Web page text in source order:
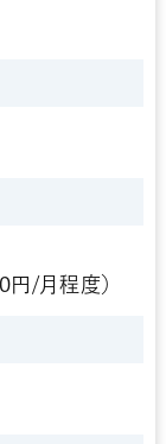
/月程度）